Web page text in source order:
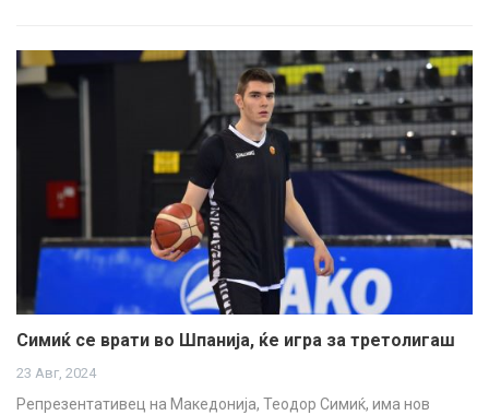
Симиќ се врати во Шпанија, ќе игра за третолигаш
23 Авг, 2024
Репрезентативец на Македонија, Теодор Симиќ, има нов